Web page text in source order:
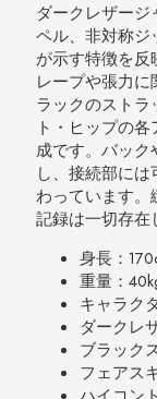
ダークレザー
ペル、非対称ジ
が示す特徴を反
レープや張力
ラックのストラ
ト・ヒップの
成です。バック
し、接続部に
わっています。
記録は一切存在
身長：
重量：
キャラク
ダークレ
ブラック
フェアス